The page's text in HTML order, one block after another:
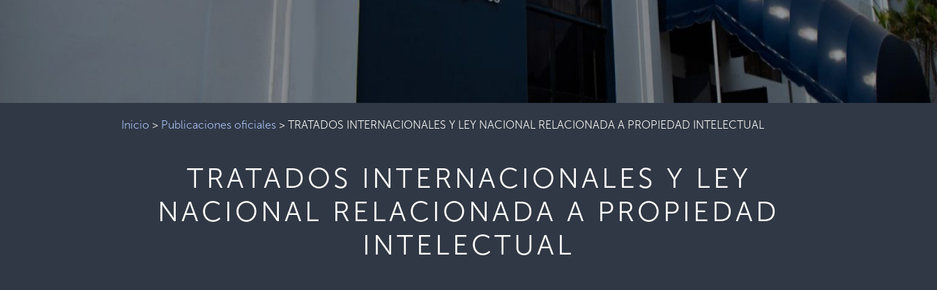
Inicio > Publicaciones oficiales >TRATADOS INTERNACIONALES Y LEY NACIONAL RELACIONADA A PROPIEDAD INTELECTUAL
TRATADOS INTERNACIONALES Y LEY
NACIONAL RELACIONADA A PROPIEDAD
INTELECTUAL